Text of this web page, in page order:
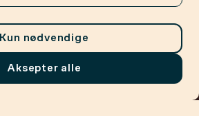
Meny
Kun nødvendige
Aksepter alle